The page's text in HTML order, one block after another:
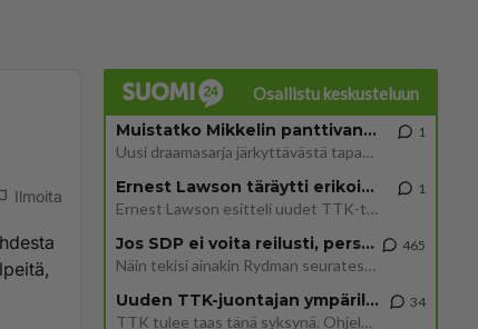
Ilmoita
Osallistu keskusteluun
Muistatko Mikkelin panttivankidraaman?
Uusi draamasarja järkyttävästä tapauksesta on tulossa. Tositapahtumiin perustuva sarja ammentaa vuoden 1986 Mikkelin pan
1
Ernest Lawson täräytti erikoisen heiton TTK-lehdistötilaisuudessa: " Onko tässä tarkoituksena...?"
Ernest Lawson esitteli uudet TTK-tähtioppilaat ja opettajat torstaina 6.8. lehdistölle. Tulevalla kaudella on yksi hausk
1
Jos SDP ei voita reilusti, persut kumoavat demokratian Suomesta
Näin tekisi ainakin Rydman seuratessaan idolinsa Trumpin mallia https://www.is.fi/politiikka/art-2000012187244.html
465
Uuden TTK-juontajan ympärillä epätietoisuus sakenee - Nyt MTV hämmentää soppaa
TTK tulee taas tänä syksynä. Ohjelman uudet tähtioppilaat julkistetaan torstaina 6. elokuuta klo 14 alkavassa lehdistö
34